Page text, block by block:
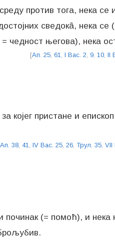
против тога, нека се
сведокâ, нека се
чедност његова), нека
[Ап. 25 61 I Вас. 2 9 10 II
којег пристане и
Ап. 38 41 IV Вас. 25 26 Трул. 35 VII
(= помоћ), и нека